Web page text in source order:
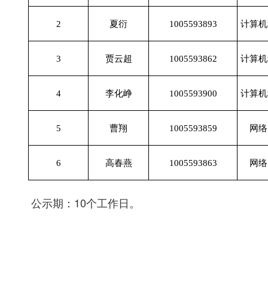
2 夏衍 1005593893 计算
3 贾云超 1005593862 计算
4 李化峥 1005593900 计算
5 曹翔 1005593859 网
6 高春燕 1005593863 网
公示期：10个工作日。